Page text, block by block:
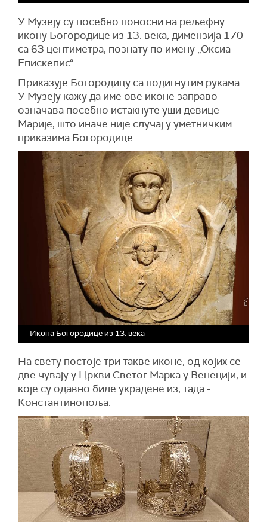
У Музеју су посебно поносни на рељефну
икону Богородице из 13. века, димензија 170
са 63 центиметра, познату по имену „Оксиа
Епискепис“.
Приказује Богородицу са подигнутим рукама.
У Музеју кажу да име ове иконе заправо
означава посебно истакнуте уши девице
Марије, што иначе није случај у уметничким
приказима Богородице.
Икона Богородице из 13. века
На свету постоје три такве иконе, од којих се
две чувају у Цркви Светог Марка у Венецији, и
које су одавно биле украдене из, тада -
Константинопоља.